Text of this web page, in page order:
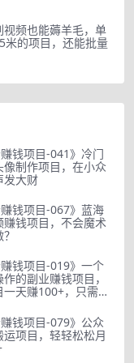
视频也能薅羊毛，单
米的项目，还能批量
赚钱项目-041》冷门
像制作项目，在小众
发大财
赚钱项目-067》蓝海
赚钱项目，不会魔术
赚钱项目-019》一个
的副业赚钱项目，
一天赚100+，只需
赚钱项目-079》公众
运项目，轻轻松松月